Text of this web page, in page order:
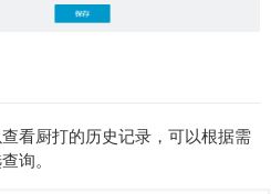
看厨打的历史记录，可以根据需
询。